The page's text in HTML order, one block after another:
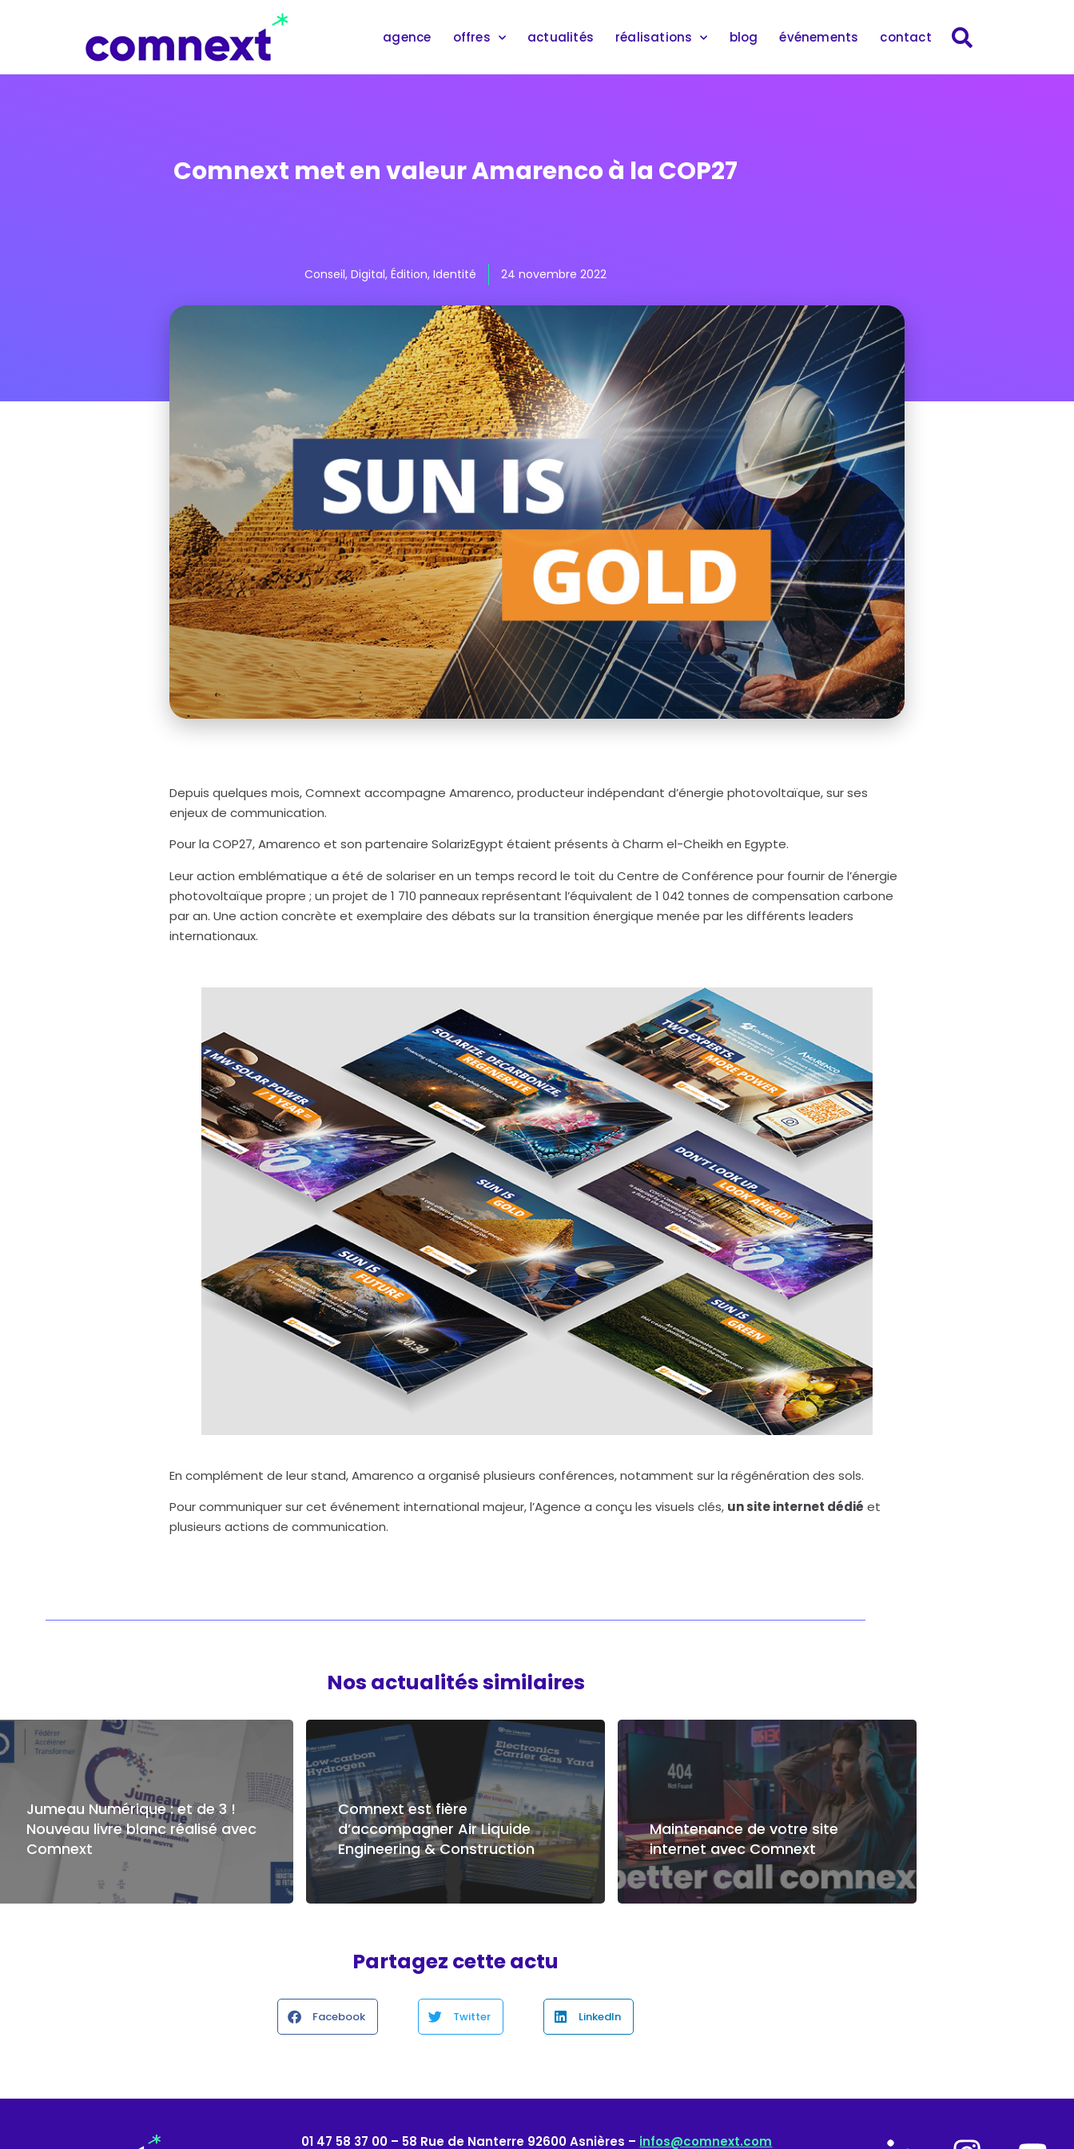
agence offres actualités réalisations blog événements contact
Comnext met en valeur Amarenco à la COP27
Conseil, Digital, Édition, Identité 24 novembre 2022
Depuis quelques mois, Comnext accompagne Amarenco, producteur indépendant d’énergie photovoltaïque, sur ses
enjeux de communication.
Pour la COP27, Amarenco et son partenaire SolarizEgypt étaient présents à Charm el-Cheikh en Egypte.
Leur action emblématique a été de solariser en un temps record le toit du Centre de Conférence pour fournir de l’énergie
photovoltaïque propre ; un projet de 1 710 panneaux représentant l’équivalent de 1 042 tonnes de compensation carbone
par an. Une action concrète et exemplaire des débats sur la transition énergique menée par les différents leaders
internationaux.
En complément de leur stand, Amarenco a organisé plusieurs conférences, notamment sur la régénération des sols.
Pour communiquer sur cet événement international majeur, l’Agence a conçu les visuels clés, un site internet dédié et
plusieurs actions de communication.
Nos actualités similaires
Jumeau Numérique : et de 3 !
Nouveau livre blanc réalisé avec
Comnext
Comnext est fière
d’accompagner Air Liquide
Engineering & Construction
Maintenance de votre site
internet avec Comnext
Partagez cette actu
Facebook Twitter LinkedIn
01 47 58 37 00 – 58 Rue de Nanterre 92600 Asnières – infos@comnext.com